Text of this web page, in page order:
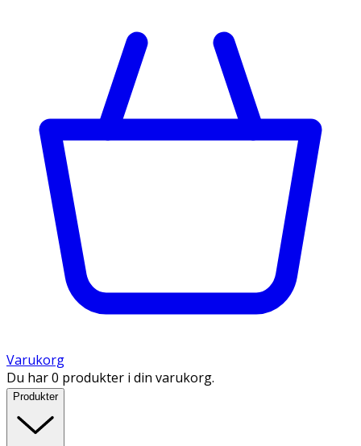
Varukorg
Du har 0 produkter i din varukorg.
Produkter